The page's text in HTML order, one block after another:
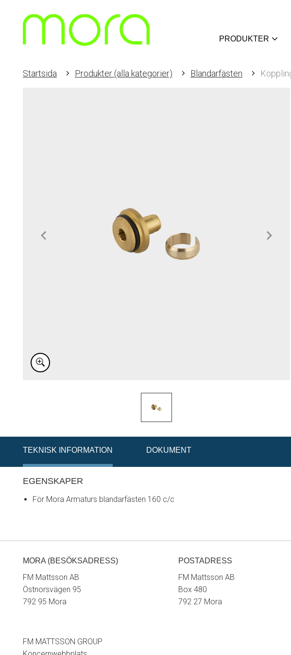
PRODUKTER
Startsida Produkter (alla kategorier) Blandarfästen
TEKNISK INFORMATION DOKUMENT
EGENSKAPER
För Mora Armaturs blandarfästen 160 c/c
MORA (BESÖKSADRESS)
FM Mattsson AB
Östnorsvägen 95
792 95 Mora
FM MATTSSON GROUP
POSTADRESS
FM Mattsson AB
Box 480
792 27 Mora